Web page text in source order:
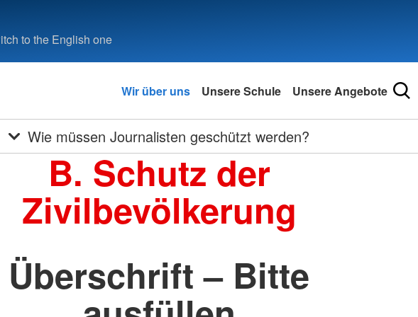
to the English one
Wir über uns Unsere Schule Unsere Angebote
Wie müssen Journalisten geschützt werden?
B. Schutz der
Zivilbevölkerung
Überschrift – Bitte